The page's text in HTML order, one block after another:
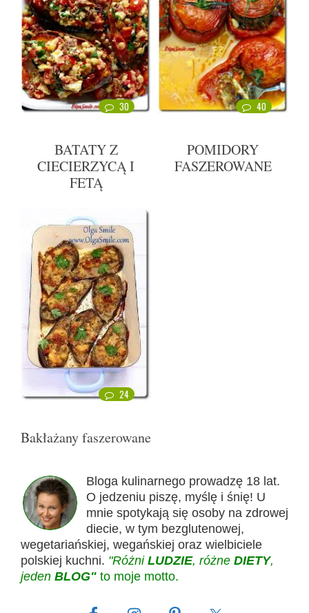
30
BATATY Z
CIECIERZYCĄ I
FETĄ
40
POMIDORY
FASZEROWANE
24
Bakłażany faszerowane
Bloga kulinarnego prowadzę 18 lat.
O jedzeniu piszę, myślę i śnię! U
mnie spotykają się osoby na zdrowej
diecie, w tym bezglutenowej,
wegetariańskiej, wegańskiej oraz wielbiciele
polskiej kuchni. "Różni LUDZIE, różne DIETY,
jeden BLOG" to moje motto.